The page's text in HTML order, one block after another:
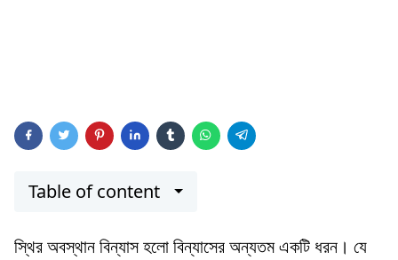
Table of content
স্থির অবস্থান বিন্যাস হলো বিন্যাসের অন্যতম একটি ধরন। যে